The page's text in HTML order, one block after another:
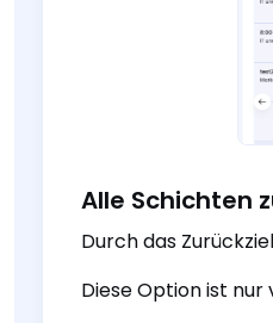
Alle Schichten
Durch das
Diese Option ist